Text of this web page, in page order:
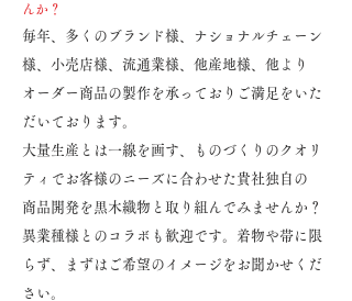
んか？
毎年、多くのブランド様、ナショナルチェーン
様、小売店様、流通業様、他産地様、他より
オーダー 商品の製作を承っておりご満足をいた
だいております。
大量生産とは一線を画す、ものづくりのクオリ
ティでお客様のニーズ に合わせた貴社独自の
商品開発を黒木織物と取り組んでみませんか？
​異業種様とのコラボも歓迎です。着物や帯に限
らず、まずはご希望のイメージをお聞かせくだ
さい。